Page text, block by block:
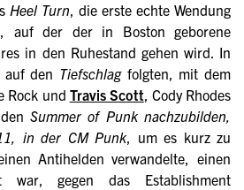
Heel Turn, die erste echte Wendung
auf der der in Boston geborene
in den Ruhestand gehen wird. In
den Tiefschlagfolgten, mit dem
Rock und Travis Scott, Cody Rhodes
denSummer of Punk nachzubilden,
in der CM Punk, um es kurz zu
Antihelden verwandelte, einen
war, gegen das Establishment